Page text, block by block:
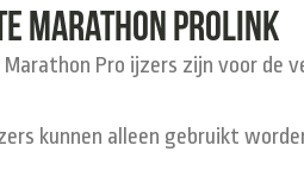
Marathon Prolink
Marathon Pro ijzers zijn voor
kunnen alleen gebruikt